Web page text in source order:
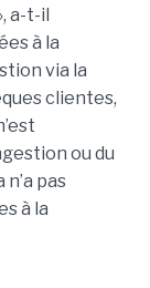
a-t-il
à la
via la
clientes,
ou du
pas
à la